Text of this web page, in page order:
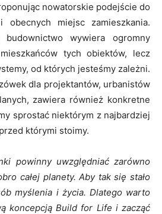
nowatorskie podejście do
obecnych miejsc zamieszkania.
budownictwo wywiera ogromny
tych obiektów, lecz
od których jesteśmy zależni.
dla projektantów, urbanistów
zawiera również konkretne
sprostać niektórym z najbardziej
którymi stoimy.
powinny uwzględniać zarówno
całej planety. Aby tak się stało
myślenia i życia. Dlatego warto
koncepcją Build for Life i zacząć